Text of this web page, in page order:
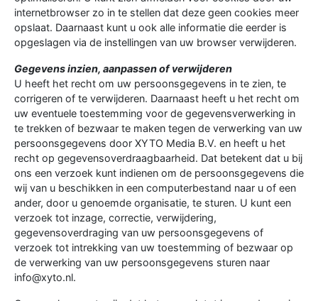
internetbrowser zo in te stellen dat deze geen cookies meer
opslaat. Daarnaast kunt u ook alle informatie die eerder is
opgeslagen via de instellingen van uw browser verwijderen.
Gegevens inzien, aanpassen of verwijderen
U heeft het recht om uw persoonsgegevens in te zien, te
corrigeren of te verwijderen. Daarnaast heeft u het recht om
uw eventuele toestemming voor de gegevensverwerking in
te trekken of bezwaar te maken tegen de verwerking van uw
persoonsgegevens door XYTO Media B.V. en heeft u het
recht op gegevensoverdraagbaarheid. Dat betekent dat u bij
ons een verzoek kunt indienen om de persoonsgegevens die
wij van u beschikken in een computerbestand naar u of een
ander, door u genoemde organisatie, te sturen. U kunt een
verzoek tot inzage, correctie, verwijdering,
gegevensoverdraging van uw persoonsgegevens of
verzoek tot intrekking van uw toestemming of bezwaar op
de verwerking van uw persoonsgegevens sturen naar
info@xyto.nl.